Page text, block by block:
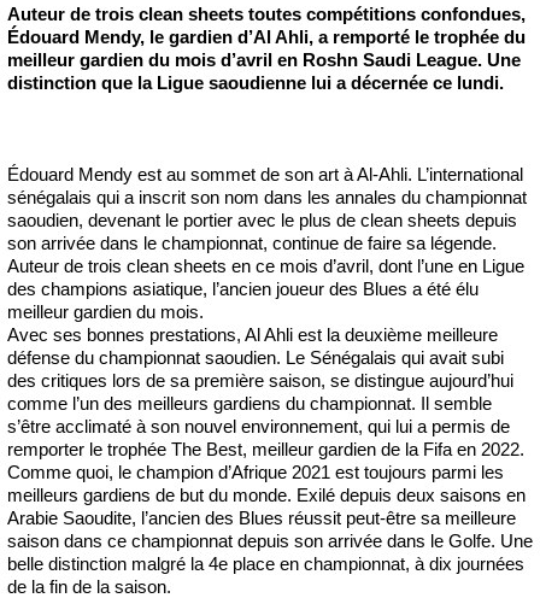
Auteur de trois clean sheets toutes compétitions confondues,
Édouard Mendy, le gardien d’Al Ahli, a remporté le trophée du
meilleur gardien du mois d’avril en Roshn Saudi League. Une
distinction que la Ligue saoudienne lui a décernée ce lundi.
Édouard Mendy est au sommet de son art à Al-Ahli. L’international
sénégalais qui a inscrit son nom dans les annales du championnat
saoudien, devenant le portier avec le plus de clean sheets depuis
son arrivée dans le championnat, continue de faire sa légende.
Auteur de trois clean sheets en ce mois d’avril, dont l’une en Ligue
des champions asiatique, l’ancien joueur des Blues a été élu
meilleur gardien du mois.
Avec ses bonnes prestations, Al Ahli est la deuxième meilleure
défense du championnat saoudien. Le Sénégalais qui avait subi
des critiques lors de sa première saison, se distingue aujourd’hui
comme l’un des meilleurs gardiens du championnat. Il semble
s’être acclimaté à son nouvel environnement, qui lui a permis de
remporter le trophée The Best, meilleur gardien de la Fifa en 2022.
Comme quoi, le champion d’Afrique 2021 est toujours parmi les
meilleurs gardiens de but du monde. Exilé depuis deux saisons en
Arabie Saoudite, l’ancien des Blues réussit peut-être sa meilleure
saison dans ce championnat depuis son arrivée dans le Golfe. Une
belle distinction malgré la 4e place en championnat, à dix journées
de la fin de la saison.